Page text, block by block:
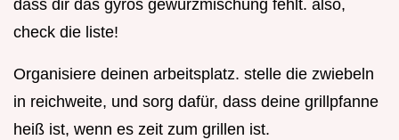
dass dir das gyros gewürzmischung fehlt. also,
check die liste!
Organisiere deinen arbeitsplatz. stelle die zwiebeln
in reichweite, und sorg dafür, dass deine grillpfanne
heiß ist, wenn es zeit zum grillen ist.